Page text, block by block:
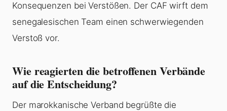
Konsequenzen bei Verstößen. Der CAF wirft dem
senegalesischen Team einen schwerwiegenden
Verstoß vor.
Wie reagierten die betroffenen Verbände
auf die Entscheidung?
Der marokkanische Verband begrüßte die